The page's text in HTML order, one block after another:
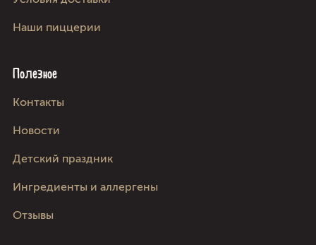
Наши пиццерии
Полезное
Kонтакты
Новости
Детский праздник
Ингредиенты и аллергены
Отзывы